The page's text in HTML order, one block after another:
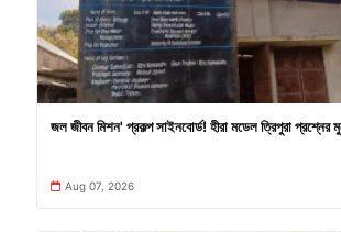
জল জীবন মিশন' প্রকল্প সাইনবোর্ড! হীরা মডেল ত্রিপুরা প্রশ্নের
Aug 07, 2026